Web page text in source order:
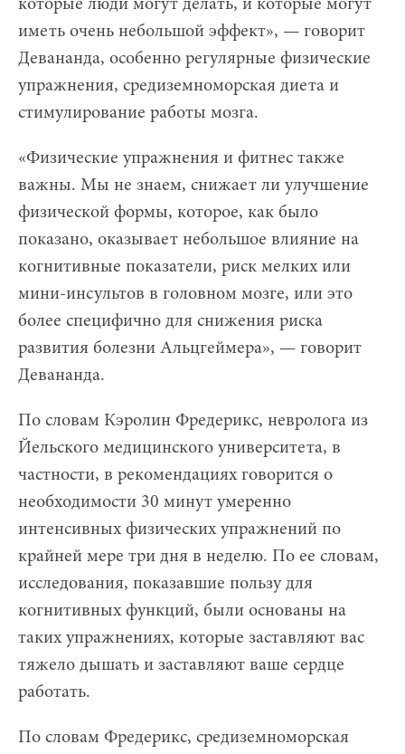
которые люди могут делать, и которые могут
иметь очень небольшой эффект», — говорит
Девананда, особенно регулярные физические
упражнения, средиземноморская диета и
стимулирование работы мозга.
«Физические упражнения и фитнес также
важны. Мы не знаем, снижает ли улучшение
физической формы, которое, как было
показано, оказывает небольшое влияние на
когнитивные показатели, риск мелких или
мини-инсультов в головном мозге, или это
более специфично для снижения риска
развития болезни Альцгеймера», — говорит
Девананда.
По словам Кэролин Фредерикс, невролога из
Йельского медицинского университета, в
частности, в рекомендациях говорится о
необходимости 30 минут умеренно
интенсивных физических упражнений по
крайней мере три дня в неделю. По ее словам,
исследования, показавшие пользу для
когнитивных функций, были основаны на
таких упражнениях, которые заставляют вас
тяжело дышать и заставляют ваше сердце
работать.
По словам Фредерикс, средиземноморская